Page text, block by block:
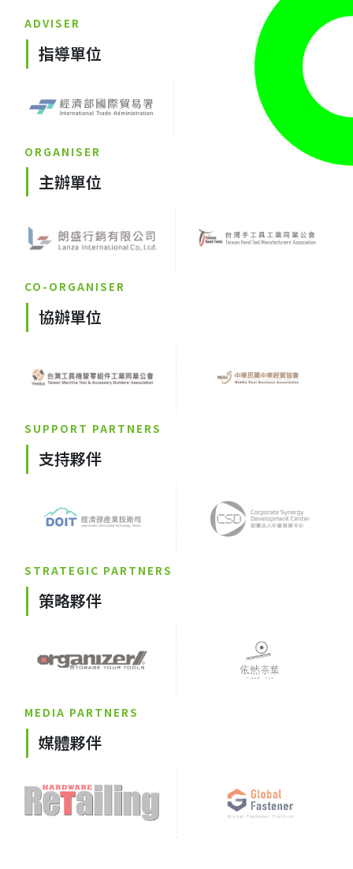
ADVISER
指導單位
ORGANISER
主辦單位
CO-ORGANISER
協辦單位
SUPPORT PARTNERS
支持夥伴
STRATEGIC PARTNERS
策略夥伴
MEDIA PARTNERS
媒體夥伴